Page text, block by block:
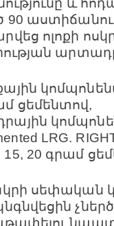
և
90
ոլոքի
ցեմենտով,
LRG.
15, 20 գրամ